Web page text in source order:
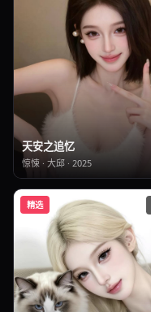
天安之追忆
惊悚· 大邱· 2025
精选